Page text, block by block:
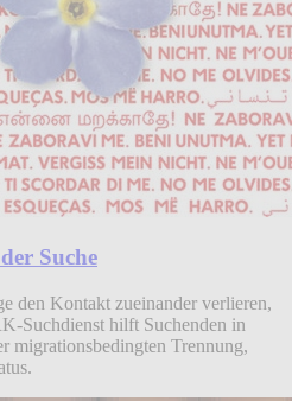
Suche
den Kontakt zueinander verlieren,
Suchdienst hilft Suchenden in
migrationsbedingten Trennung,